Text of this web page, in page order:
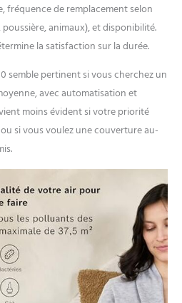
fréquence de remplacement selon
animaux), et disponibilité.
la satisfaction sur la durée.
semble pertinent si vous cherchez un
avec automatisation et
moins évident si votre priorité
si vous voulez une couverture au-